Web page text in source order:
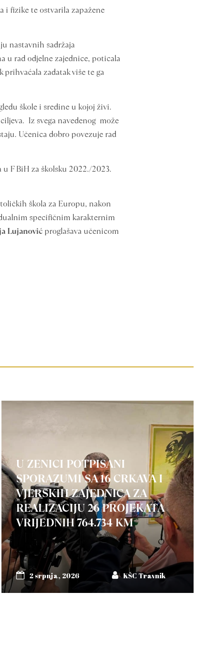
i fizike te ostvarila zapažene
nastavnih sadržaja
u rad odjelne zajednice, poticala
zadatak više te ga
škole i sredine u kojoj živi.
Iz svega navedenog može
Učenica dobro povezuje rad
F BiH za školsku 2022./2023.
škola za Europu, nakon
specifičnim karakternim
Lujanović proglašava učenicom
U ZENICI POTPISANI
SPORAZUMI SA 16 CRKAVA I
VJERSKIH ZAJEDNICA ZA
REALIZACIJU 26 PROJEKATA
VRIJEDNIH 764.734 KM
2 srpnja, 2026 KŠC Travnik